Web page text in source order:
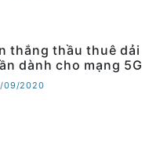
thắng thầu thuê dải
dành cho mạng 5G
09/2020